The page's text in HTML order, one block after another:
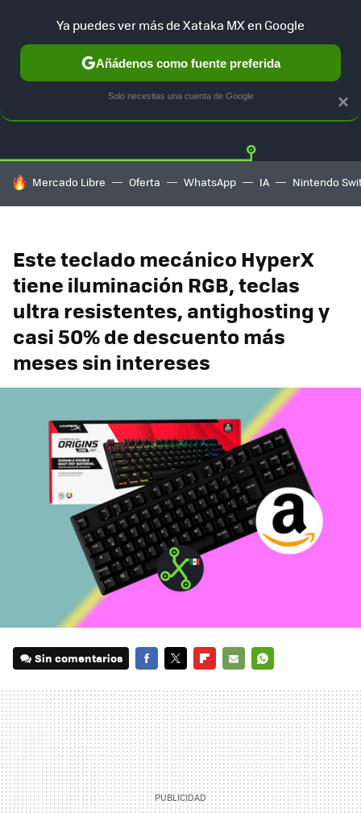
GUÍA DE COMPRAS MERCADO LIBRE
HOY SE HABLA DE
Mercado Libre Oferta WhatsApp IA Nintendo
Este teclado mecánico HyperX
tiene iluminación RGB, teclas
ultra resistentes, antighosting y
casi 50% de descuento más
meses sin intereses
Sin comentarios
MAIL
×
Ya puedes ver más de Xataka MX en Google
Añádenos como fuente preferida
Solo necesitas una cuenta de Google